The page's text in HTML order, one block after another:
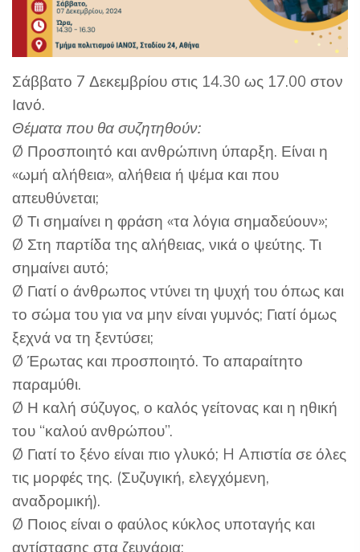
Σάββατο 7 Δεκεμβρίου στις 14.30 ως 17.00 στον
Ιανό.
Θέματα που θα συζητηθούν:
Ø Προσποιητό και ανθρώπινη ύπαρξη. Είναι η
«ωμή αλήθεια», αλήθεια ή ψέμα και που
απευθύνεται;
Ø Τι σημαίνει η φράση «τα λόγια σημαδεύουν»;
Ø Στη παρτίδα της αλήθειας, νικά ο ψεύτης. Τι
σημαίνει αυτό;
Ø Γιατί ο άνθρωπος ντύνει τη ψυχή του όπως και
το σώμα του για να μην είναι γυμνός; Γιατί όμως
ξεχνά να τη ξεντύσει;
Ø Έρωτας και προσποιητό. Το απαραίτητο
παραμύθι.
Ø Η καλή σύζυγος, ο καλός γείτονας και η ηθική
του “καλού ανθρώπου”.
Ø Γιατί το ξένο είναι πιο γλυκό; H Aπιστία σε όλες
τις μορφές της. (Συζυγική, ελεγχόμενη,
αναδρομική).
Ø Ποιος είναι ο φαύλος κύκλος υποταγής και
αντίστασης στα ζευγάρια;